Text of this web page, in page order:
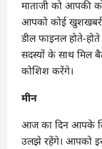
माताजी को आपकी
आपको कोई
डील फाइनल होते-
सदस्यों के साथ मिल
कोशिश करेंगे।
मीन
आज का दिन आपके
उलझे रहेंगे। आपको